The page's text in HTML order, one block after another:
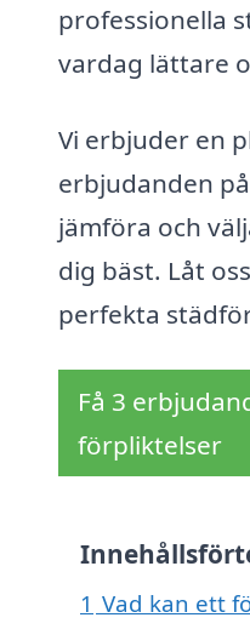
professionella
vardag lättare
Vi erbjuder en
erbjudanden
jämföra och
dig bäst. Låt
perfekta
Få 3
förpliktelser
1 Vad kan ett